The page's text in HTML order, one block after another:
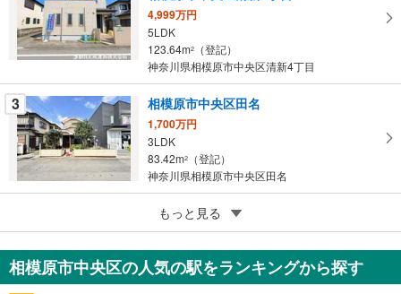
る
4,999万円
5LDK
123.64m2
（登記）
神奈川県相模原市中央区清新4丁目
3 相模原市中央区田名
1,700万円
3LDK
83.42m2
（登記）
神奈川県相模原市中央区田名
成約でもらえる
相模原市中央区水郷田名1丁目
1,469万円
3LDK
もっと見る
相模原市中央区の人気の駅をランキングから探す